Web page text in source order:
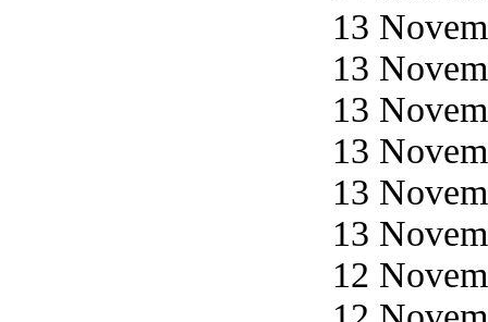
13
13
13
13
13
13
12